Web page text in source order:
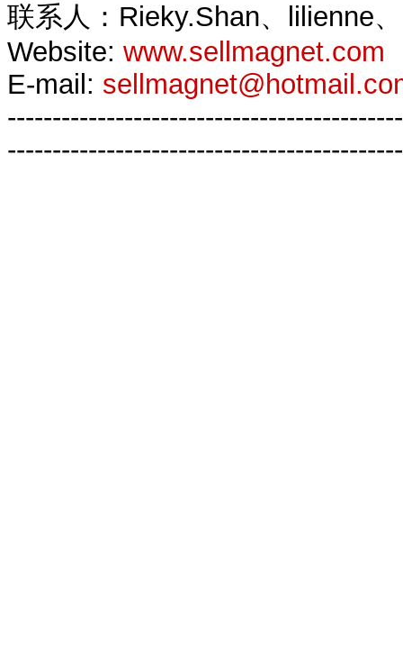
联系人：Rieky.Shan、lilienne
Website: www.sellmagnet.com
E-mail: